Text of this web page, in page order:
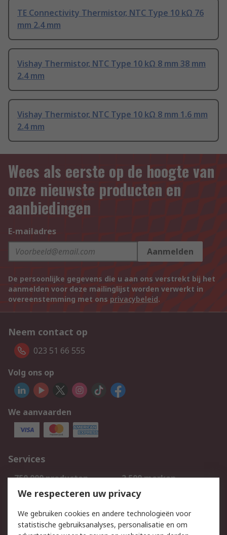
TE Connectivity Thermistor, NTC Type 10 kΩ 76
mm 2.4 mm
Vishay Thermistor, NTC Type 10 kΩ 8 mm 38 mm
2.4 mm
Vishay Thermistor, NTC Type 10 kΩ 8 mm 1.6 mm
2.4 mm
Wees als eerste op de hoogte van
onze nieuwste producten en
aanbiedingen
E-mailadres
Aanmelden
De persoonlijke gegevens die u aan ons verstrekt bij het
aanmelden voor deze mailinglijst worden verwerkt in
overeenstemming met ons privacybeleid.
Neem contact op
023 51 66 555
Volg ons op
We aanvaarden
Services
750.000 producten
2.500 merken
Bestellen
Inkoopoplossingen
Track & Trace
We respecteren uw privacy
We gebruiken cookies en andere technologieën voor
statistische gebruiksanalyses, personalisatie en om